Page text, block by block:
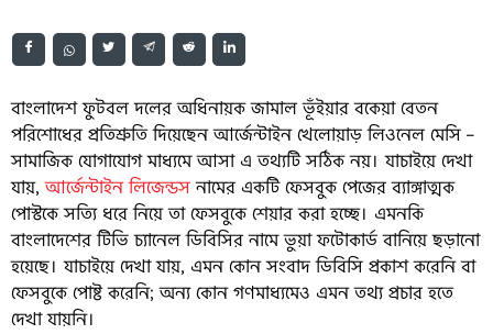
বাংলাদেশ ফুটবল দলের অধিনায়ক জামাল ভূঁইয়ার বকেয়া বেতন
পরিশোধের প্রতিশ্রুতি দিয়েছেন আর্জেন্টাইন খেলোয়াড় লিওনেল মেসি –
সামাজিক যোগাযোগ মাধ্যমে আসা এ তথ্যটি সঠিক নয়। যাচাইয়ে দেখা
যায়,আর্জেন্টাইন লিজেন্ডসনামের একটি ফেসবুক পেজের ব্যাঙ্গাত্মক
পোস্টকে সত্যি ধরে নিয়ে তা ফেসবুকে শেয়ার করা হচ্ছে। এমনকি
বাংলাদেশের টিভি চ্যানেল ডিবিসির নামে ভুয়া ফটোকার্ড বানিয়ে ছড়ানো
হয়েছে। যাচাইয়ে দেখা যায়, এমন কোন সংবাদ ডিবিসি প্রকাশ করেনি বা
ফেসবুকে পোষ্ট করেনি; অন্য কোন গণমাধ্যমেও এমন তথ্য প্রচার হতে
দেখা যায়নি।